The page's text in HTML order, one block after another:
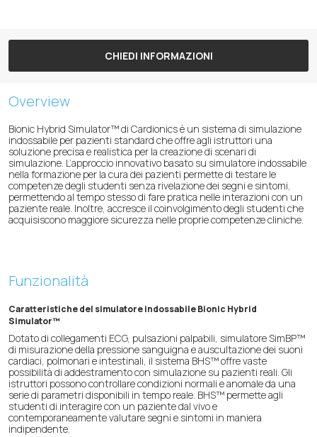
CHIEDI INFORMAZIONI
Overview
Bionic Hybrid Simulator™ di Cardionics è un sistema di simulazione
indossabile per pazienti standard che offre agli istruttori una
soluzione precisa e realistica per la creazione di scenari di
simulazione. L’approccio innovativo basato su simulatore indossabile
nella formazione per la cura dei pazienti permette di testare le
competenze degli studenti senza rivelazione dei segni e sintomi,
permettendo al tempo stesso di fare pratica nelle interazioni con un
paziente reale. Inoltre, accresce il coinvolgimento degli studenti che
acquisiscono maggiore sicurezza nelle proprie competenze cliniche.
Funzionalità
Caratteristiche del simulatore indossabile Bionic Hybrid
Simulator™
Dotato di collegamenti ECG, pulsazioni palpabili, simulatore SimBP™
di misurazione della pressione sanguigna e auscultazione dei suoni
cardiaci, polmonari e intestinali, il sistema BHS™ offre vaste
possibilità di addestramento con simulazione su pazienti reali. Gli
istruttori possono controllare condizioni normali e anomale da una
serie di parametri disponibili in tempo reale. BHS™ permette agli
studenti di interagire con un paziente dal vivo e
contemporaneamente valutare segni e sintomi in maniera
indipendente.